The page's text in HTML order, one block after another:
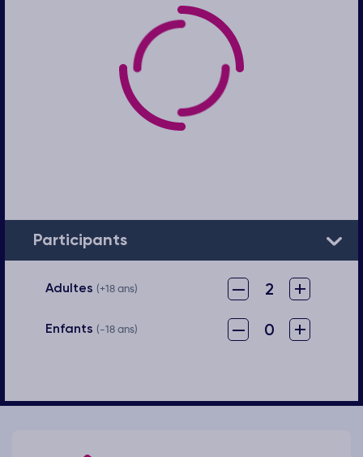
Participants
Adultes (+18 ans) – 2 +
Enfants (-18 ans) – 0 +